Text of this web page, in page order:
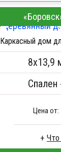
Доска сухая
Стропила,
Кровля
Метизы,
Сборка на
Металлические
ПОДРОБНЕЕ
Каркасный дом
8х13,9
Спален
Цена от: